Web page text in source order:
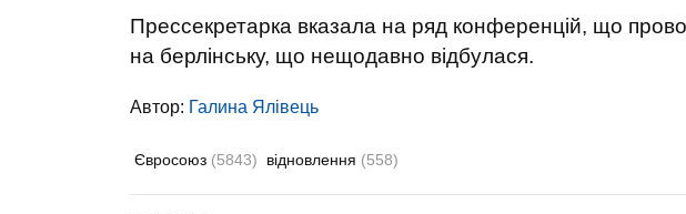
Прессекретарка вказала на ряд конференцій, що
на берлінську, що нещодавно відбулася.
Автор: Галина Ялівець
Євросоюз (5843) відновлення (558)